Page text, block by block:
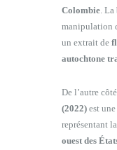
Colombie. La
manipulation
un extrait de
autochtone
De l’autre
(2022)est une
représentant la
ouest des